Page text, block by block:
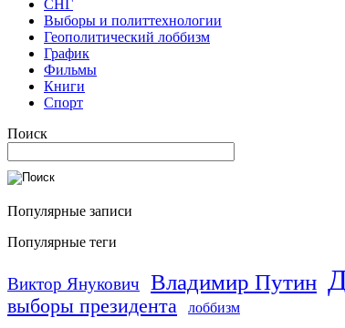
СНГ
Выборы и политтехнологии
Геополитический лоббизм
График
Фильмы
Книги
Спорт
Поиск
Популярные записи
Популярные теги
Виктор Янукович Владимир Путин
выборы президента лоббизм